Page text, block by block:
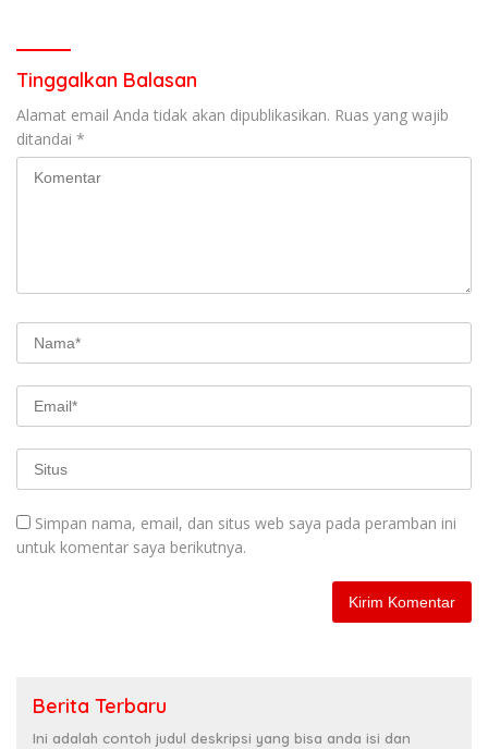
Tinggalkan Balasan
Alamat email Anda tidak akan dipublikasikan. Ruas yang wajib
ditandai *
Simpan nama, email, dan situs web saya pada peramban ini
untuk komentar saya berikutnya.
Berita Terbaru
Ini adalah contoh judul deskripsi yang bisa anda isi dan